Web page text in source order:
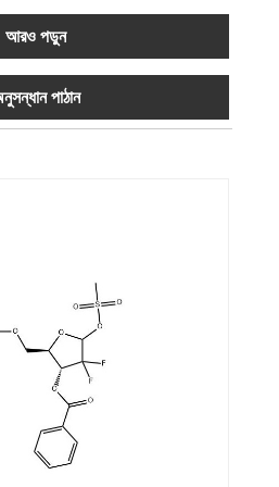
আরও পড়ুন
পাঠান